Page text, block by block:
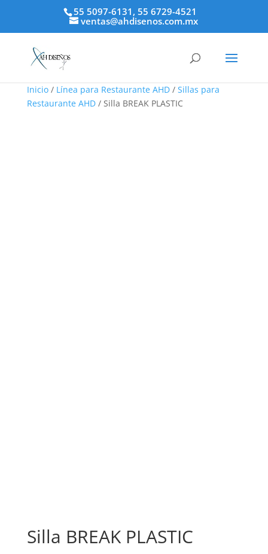
55 5097-6131, 55 6729-4521
ventas@ahdisenos.com.mx
Inicio/ Línea para Restaurante AHD/ Sillas para
Restaurante AHD/ Silla BREAK PLASTIC
Silla BREAK PLASTIC